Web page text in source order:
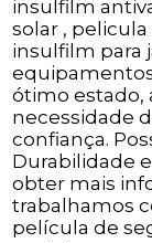
insulfilm
solar ,
insulfilm para
ótimo estado,
necessidade
confiança.
Durabilidade
obter mais
trabalhamos
película de